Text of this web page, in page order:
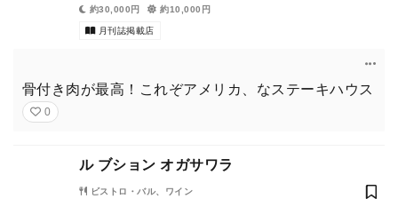
約30,000円
約10,000円
月刊誌掲載店
骨付き肉が最高！これぞアメリカ、なステーキハウス
0
ル ブション オガサワラ
ビストロ・バル、ワイン